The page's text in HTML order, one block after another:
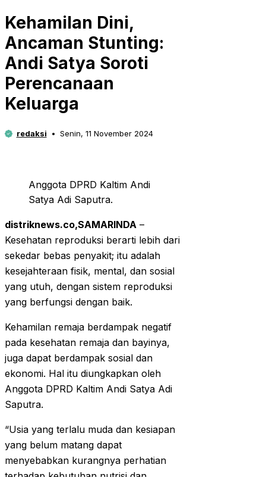
Kehamilan Dini,
Ancaman Stunting:
Andi Satya Soroti
Perencanaan
Keluarga
redaksi Senin, 11 November 2024
Anggota DPRD Kaltim Andi
Satya Adi Saputra.
distriknews.co,SAMARINDA –
Kesehatan reproduksi berarti lebih dari
sekedar bebas penyakit; itu adalah
kesejahteraan fisik, mental, dan sosial
yang utuh, dengan sistem reproduksi
yang berfungsi dengan baik.
Kehamilan remaja berdampak negatif
pada kesehatan remaja dan bayinya,
juga dapat berdampak sosial dan
ekonomi. Hal itu diungkapkan oleh
Anggota DPRD Kaltim Andi Satya Adi
Saputra.
“Usia yang terlalu muda dan kesiapan
yang belum matang dapat
menyebabkan kurangnya perhatian